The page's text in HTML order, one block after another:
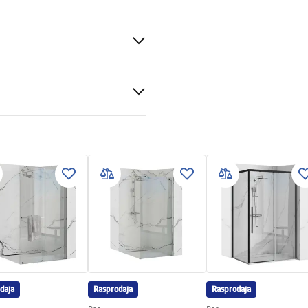
_5.pdf
Rasprodaja Rasprodaja